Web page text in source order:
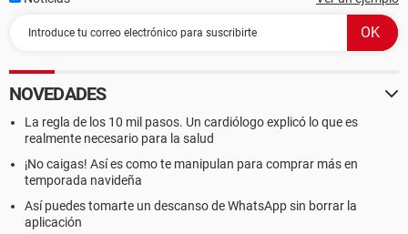
NOVEDADES
La regla de los 10 mil pasos. Un cardiólogo explicó lo que es
realmente necesario para la salud
¡No caigas! Así es como te manipulan para comprar más en
temporada navideña
Así puedes tomarte un descanso de WhatsApp sin borrar la
aplicación